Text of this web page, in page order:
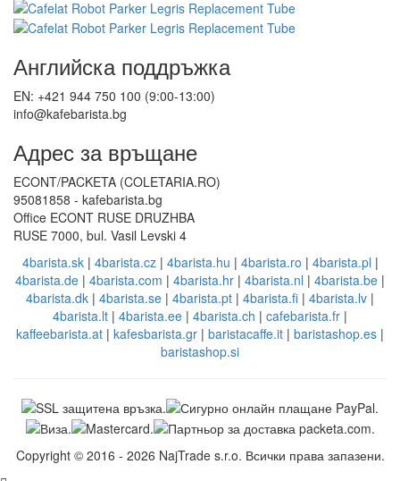
Английска поддръжка
EN: +421 944 750 100 (9:00-13:00)
info@kafebarista.bg
Адрес за връщане
ECONT/PACKETA (COLETARIA.RO)
95081858 - kafebarista.bg
Office ECONT RUSE DRUZHBA
RUSE 7000, bul. Vasil Levski 4
4barista.sk| 4barista.cz| 4barista.hu | 4barista.ro | 4barista.pl |
4barista.de | 4barista.com | 4barista.hr | 4barista.nl | 4barista.be |
4barista.dk | 4barista.se | 4barista.pt | 4barista.fi | 4barista.lv |
4barista.lt | 4barista.ee | 4barista.ch | cafebarista.fr |
kaffeebarista.at | kafesbarista.gr | baristacaffe.it | baristashop.es |
baristashop.si
Copyright © 2016 - 2026 NajTrade s.r.o. Всички права запазени.